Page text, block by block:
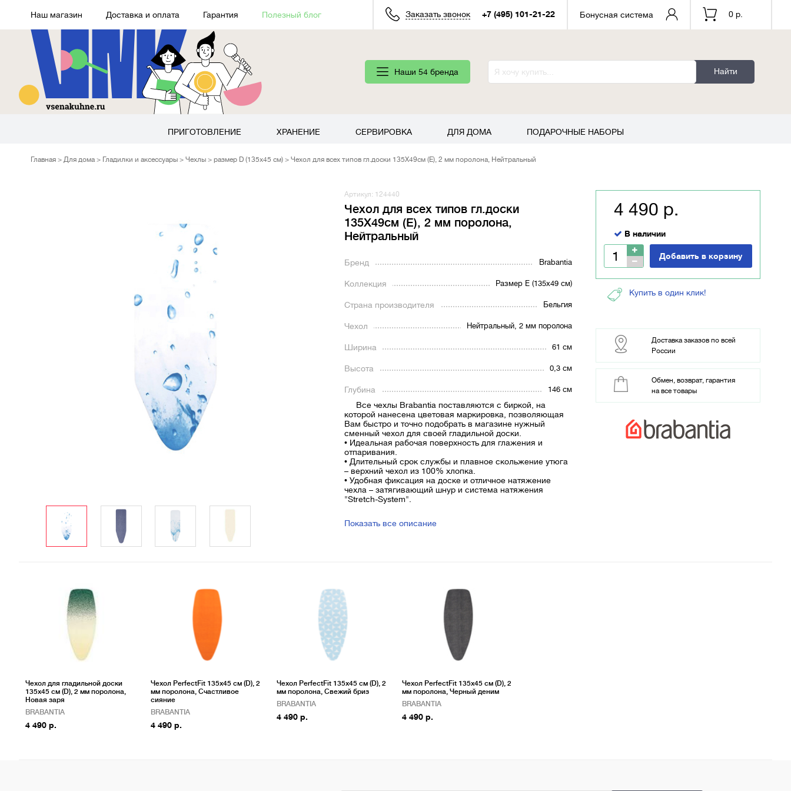
Наш магазин Доставка и оплата Гарантия Полезный блог Заказать звонок +7 (495) 101-21-22 Бонусная система 0 р.
Наши 54 бренда Найти
ПРИГОТОВЛЕНИЕ ХРАНЕНИЕ СЕРВИРОВКА ДЛЯ ДОМА ПОДАРОЧНЫЕ НАБОРЫ
Главная Для дома Гладилки и аксессуары Чехлы размер D (135х45 см) Чехол для всех типов гл.доски 135Х49см (Е), 2 мм поролона, Нейтральный
Артикул: 124440
Чехол для всех типов гл.доски
135Х49см (Е), 2 мм поролона,
Нейтральный
Бренд Brabantia
Коллекция Размер E (135х49 см)
Страна производителя Бельгия
Чехол Нейтральный, 2 мм поролона
Ширина 61 см
Высота 0,3 см
Глубина 146 см
Все чехлы Brabantia поставляются с биркой, на
которой нанесена цветовая маркировка, позволяющая
Вам быстро и точно подобрать в магазине нужный
сменный чехол для своей гладильной доски.
• Идеальная рабочая поверхность для глажения и
отпаривания.
• Длительный срок службы и плавное скольжение утюга
– верхний чехол из 100% хлопка.
• Удобная фиксация на доске и отличное натяжение
чехла – затягивающий шнур и система натяжения
"Stretch-System".
Показать все описание
4 490 р.
В наличии
Добавить в корзину
Купить в один клик!
Доставка заказов по всей
России
Обмен, возврат, гарантия
на все товары
Чехол для гладильной доски
135x45 см (D), 2 мм поролона,
Новая заря
BRABANTIA
4 490 р.
Чехол PerfectFit 135x45 см (D), 2
мм поролона, Счастливое
сияние
BRABANTIA
4 490 р.
Чехол PerfectFit 135x45 см (D), 2
мм поролона, Свежий бриз
BRABANTIA
4 490 р.
Чехол PerfectFit 135х45 см (D), 2
мм поролона, Черный деним
BRABANTIA
4 490 р.